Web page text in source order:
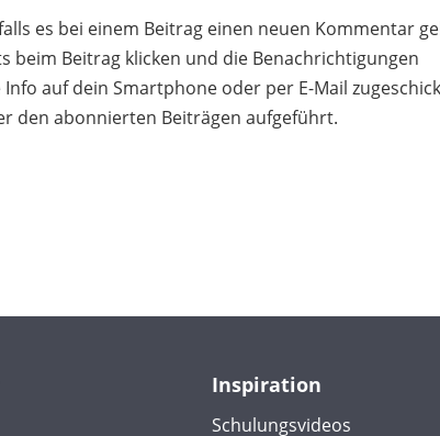
es bei einem Beitrag einen neuen Kommentar
Beitrag klicken und die Benachrichtigungen
auf dein Smartphone oder per E-Mail
den abonnierten Beiträgen aufgeführt.
Inspiration
Schulungsvideos